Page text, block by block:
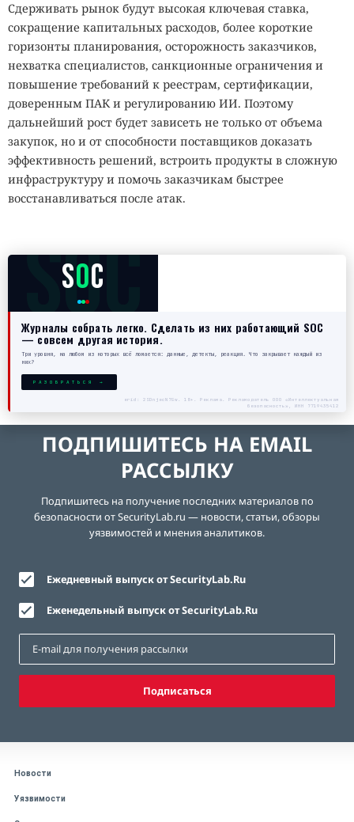
Сдерживать рынок будут высокая ключевая ставка,
сокращение капитальных расходов, более короткие
горизонты планирования, осторожность заказчиков,
нехватка специалистов, санкционные ограничения и
повышение требований к реестрам, сертификации,
доверенным ПАК и регулированию ИИ. Поэтому
дальнейший рост будет зависеть не только от объема
закупок, но и от способности поставщиков доказать
эффективность решений, встроить продукты в сложную
инфраструктуру и помочь заказчикам быстрее
восстанавливаться после атак.
SOC
SOC
Журналы собрать легко. Сделать из них работающий SOC
— совсем другая история.
Три уровня, на любом из которых всё ломается: данные, детекты, реакция. Что закрывает каждый из
них?
РАЗОБРАТЬСЯ →
erid: 2SDnjecN7Gw. 18+. Реклама. Рекламодатель ООО «Интеллектуальная
безопасность», ИНН 7719435412
ПОДПИШИТЕСЬ НА EMAIL
РАССЫЛКУ
Подпишитесь на получение последних материалов по
безопасности от SecurityLab.ru — новости, статьи, обзоры
уязвимостей и мнения аналитиков.
Ежедневный выпуск от SecurityLab.Ru
Еженедельный выпуск от SecurityLab.Ru
Подписаться
Новости
Уязвимости